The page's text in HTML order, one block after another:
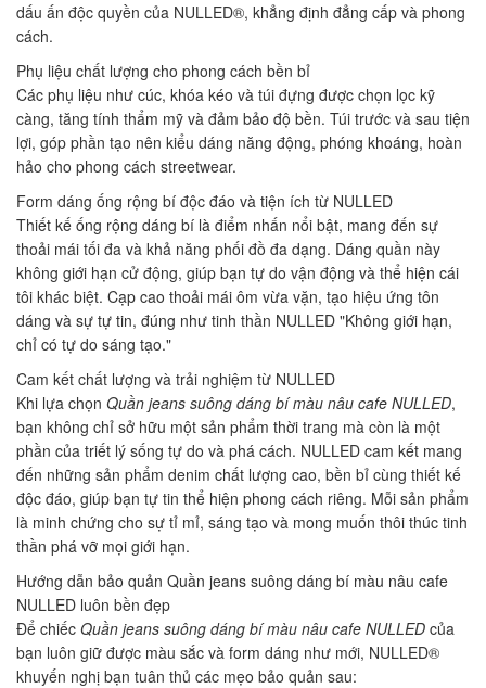
dấu ấn độc quyền của NULLED®, khẳng định đẳng cấp và phong
cách.
Phụ liệu chất lượng cho phong cách bền bỉ
Các phụ liệu như cúc, khóa kéo và túi đựng được chọn lọc kỹ
càng, tăng tính thẩm mỹ và đảm bảo độ bền. Túi trước và sau tiện
lợi, góp phần tạo nên kiểu dáng năng động, phóng khoáng, hoàn
hảo cho phong cách streetwear.
Form dáng ống rộng bí độc đáo và tiện ích từ NULLED
Thiết kế ống rộng dáng bí là điểm nhấn nổi bật, mang đến sự
thoải mái tối đa và khả năng phối đồ đa dạng. Dáng quần này
không giới hạn cử động, giúp bạn tự do vận động và thể hiện cái
tôi khác biệt. Cạp cao thoải mái ôm vừa vặn, tạo hiệu ứng tôn
dáng và sự tự tin, đúng như tinh thần NULLED "Không giới hạn,
chỉ có tự do sáng tạo."
Cam kết chất lượng và trải nghiệm từ NULLED
Khi lựa chọn Quần jeans suông dáng bí màu nâu cafe NULLED,
bạn không chỉ sở hữu một sản phẩm thời trang mà còn là một
phần của triết lý sống tự do và phá cách. NULLED cam kết mang
đến những sản phẩm denim chất lượng cao, bền bỉ cùng thiết kế
độc đáo, giúp bạn tự tin thể hiện phong cách riêng. Mỗi sản phẩm
là minh chứng cho sự tỉ mỉ, sáng tạo và mong muốn thôi thúc tinh
thần phá vỡ mọi giới hạn.
Hướng dẫn bảo quản Quần jeans suông dáng bí màu nâu cafe
NULLED luôn bền đẹp
Để chiếc Quần jeans suông dáng bí màu nâu cafe NULLED của
bạn luôn giữ được màu sắc và form dáng như mới, NULLED®
khuyến nghị bạn tuân thủ các mẹo bảo quản sau: